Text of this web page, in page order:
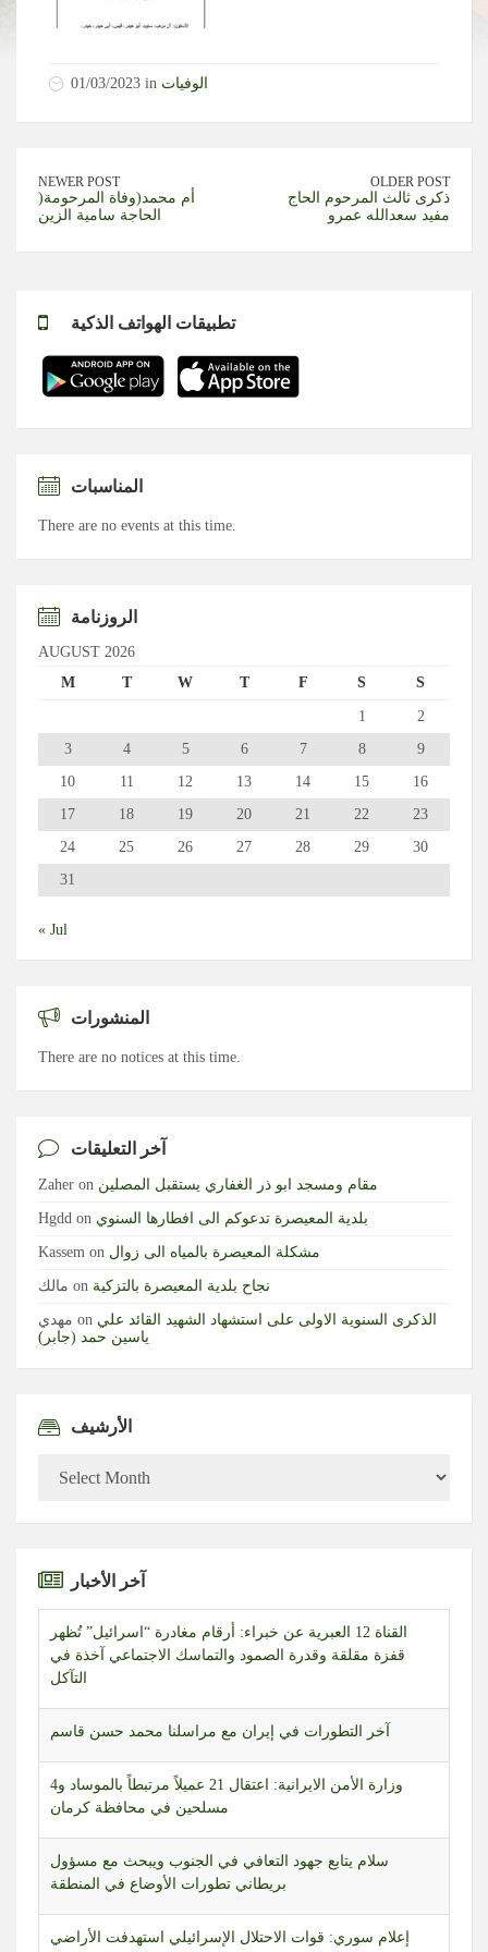
01/03/2023 in الوفيات
NEWER POST
)أم محمد(وفاة المرحومة
الحاجة سامية الزين
OLDER POST
ذكرى ثالث المرحوم الحاج
مفيد سعدالله عمرو
تطبيقات الهواتف الذكية
المناسبات
There are no events at this time.
الروزنامة
AUGUST 2026
M
T W T F S S
1
2
3
4 5 6 7 8
9
10
11 12 13 14 15
16
17
18 19 20 21 22
23
24
25 26 27 28 29
30
31
« Jul
المنشورات
There are no notices at this time.
آخر التعليقات
Zaher on مقام ومسجد ابو ذر الغفاري يستقبل المصلين
Hgdd on بلدية المعيصرة تدعوكم الى افطارها السنوي
Kassem on مشكلة المعيصرة بالمياه الى زوال
مالك on نجاح بلدية المعيصرة بالتزكية
مهدي on الذكرى السنوية الاولى على استشهاد الشهيد القائد علي
ياسين حمد (جابر)
الأرشيف
آخر الأخبار
قفزة مقلقة وقدرة الصمود والتماسك الاجتماعي آخذة في
التآكل
مسلحين في محافظة كرمان
بريطاني تطورات الأوضاع في المنطقة
المحيطة بقرية الصمدانية الشرقية بريف القنيطرة بثلاث قذائف